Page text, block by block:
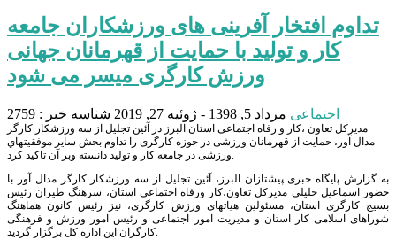
تداوم افتخار آفرينی های ورزشكاران جامعه
كار و توليد با حمايت از قهرمانان جهانی
ورزش كارگری میسر می شود
اجتماعی مرداد 5, 1398 - ژوئیه 27, 2019 شناسه خبر : 2759
مديركل تعاون ،كار و رفاه اجتماعی استان البرز در آئين تجليل از سه ورزشكار كارگر
مدال آور، حمايت از قهرمانان ورزشی در حوزه كارگری را تداوم بخش ساير موفقيتهاي
ورزشی در جامعه كار و توليد دانسته وبر آن تاكيد كرد.
به گزارش پایگاه خبری پیشتازان البرز، آئين تجليل از سه ورزشكار كارگر مدال آور با
حضور اسماعیل خلیلی مدیرکل تعاون،كار ورفاه اجتماعی استان، سرهنگ طيران رئيس
بسيج كارگری استان، مسئولين هياتهای ورزش كارگری، نيز رئيس كانون هماهنگ
شوراهای اسلامی كار استان و مديريت امور اجتماعی و رئيس امور ورزش و فرهنگی
كارگران اين اداره كل برگزار گرديد.